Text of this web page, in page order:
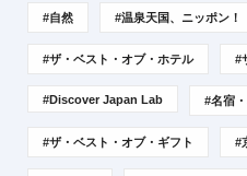
#自然 #温泉天国、ニッポン！
#ザ・ベスト・オブ・ホテル #
#Discover Japan Lab #名宿
#ザ・ベスト・オブ・ギフト #